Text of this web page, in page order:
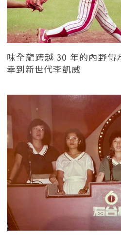
味全龍跨越 30 年的內野傳
幸到新世代李凱威